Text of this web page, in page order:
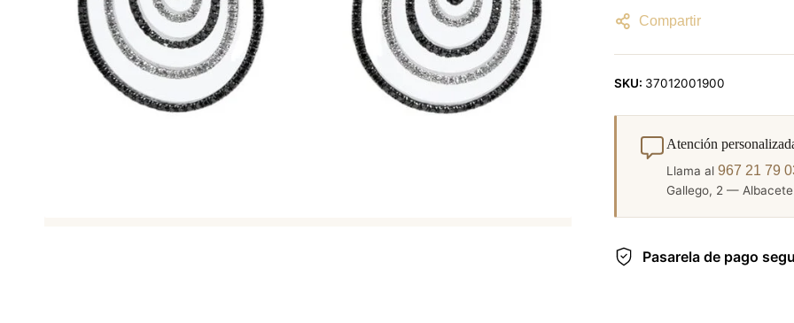
Compartir
SKU: 37012001900
Atención
Llama al 967 21 79
Gallego, 2 —
Pasarela de pago